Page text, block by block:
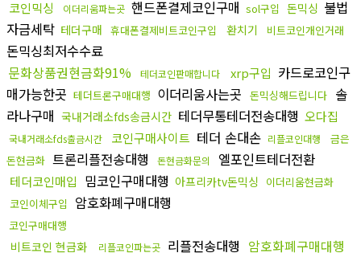
코인믹싱 이더리움파는곳 핸드폰결제코인구매 sol구입 돈믹싱 불법
자금세탁 테더구매 휴대폰결제비트코인구입 환치기 비트코인개인거래
돈믹싱최저수수료
문화상품권현금화91%
테더코인판매합니다 xrp구입 카드로코인구
매가능한곳 테더트론구매대행 이더리움사는곳 돈믹싱해드립니다 솔
라나구매 국내거래소fds송금시간 테더무통테더전송대행 오다집
국내거래소fds출금시간 코인구매사이트 테더 손대손 리플코인대행
금은
돈현금화 트론리플전송대행 돈현금화문의 엘포인트테더전환
테더코인매입 밈코인구매대행 아프리카tv돈믹싱 이더리움현금화
코인이체구입
암호화폐구매대행
코인구매대행
비트코인 현금화 리플코인파는곳 리플전송대행 암호화폐구매대행